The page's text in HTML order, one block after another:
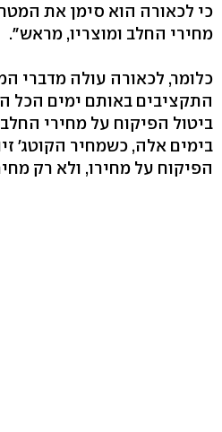
כי לכאורה הוא סימן את
מחירי החלב ומוצריו, מראש".
כלומר, לכאורה עולה מדברי
התקציבים באותם ימים הכל
ביטול הפיקוח על מחירי החלב
הפיקוח על מחירו, ולא רק